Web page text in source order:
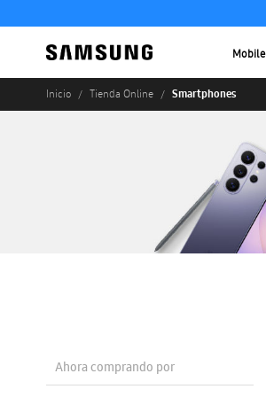
Mobile
Inicio Tienda Online Smartphones
Ahora comprando por